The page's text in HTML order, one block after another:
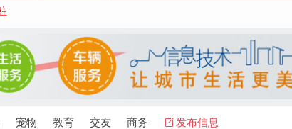
宠物 教育 交友 商务 发布信息